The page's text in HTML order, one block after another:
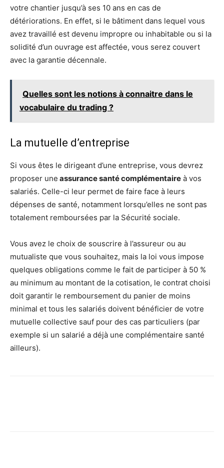
votre chantier jusqu’à ses 10 ans en cas de
détériorations. En effet, si le bâtiment dans lequel vous
avez travaillé est devenu impropre ou inhabitable ou si la
solidité d’un ouvrage est affectée, vous serez couvert
avec la garantie décennale.
Quelles sont les notions à connaitre dans le
vocabulaire du trading ?
La mutuelle d’entreprise
Si vous êtes le dirigeant d’une entreprise, vous devrez
proposer une assurance santé complémentaire à vos
salariés. Celle-ci leur permet de faire face à leurs
dépenses de santé, notamment lorsqu’elles ne sont pas
totalement remboursées par la Sécurité sociale.
Vous avez le choix de souscrire à l’assureur ou au
mutualiste que vous souhaitez, mais la loi vous impose
quelques obligations comme le fait de participer à 50 %
au minimum au montant de la cotisation, le contrat choisi
doit garantir le remboursement du panier de moins
minimal et tous les salariés doivent bénéficier de votre
mutuelle collective sauf pour des cas particuliers (par
exemple si un salarié a déjà une complémentaire santé
ailleurs).